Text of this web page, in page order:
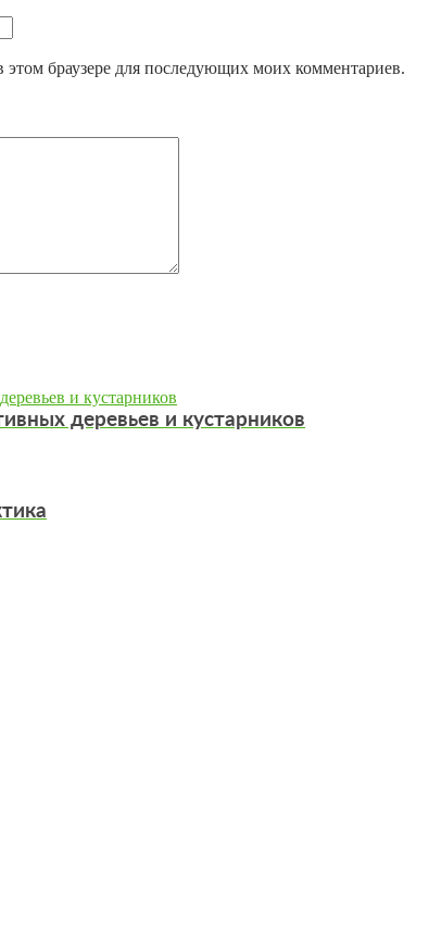
этом браузере для последующих моих комментариев.
деревьев и кустарников